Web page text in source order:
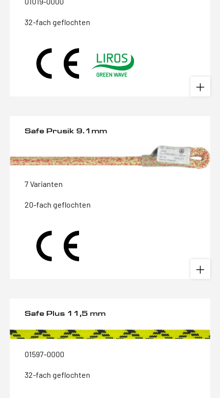
32-fach geflochten
Safe Prusik 9.1mm
7 Varianten
20-fach geflochten
Safe Plus 11,5 mm
01597-0000
32-fach geflochten